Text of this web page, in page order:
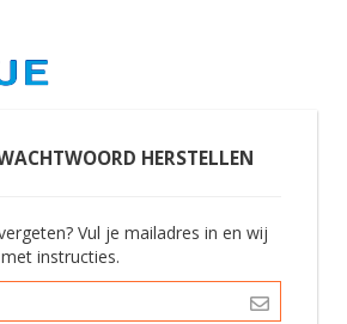
HERSTELLEN
Vul je mailadres in en wij
instructies.